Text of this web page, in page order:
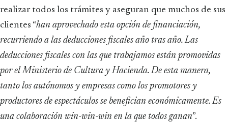
realizar todos los trámites y aseguran que muchos de sus
clientes “han aprovechado esta opción de financiación,
recurriendo a las deducciones fiscales año tras año. Las
deducciones fiscales con las que trabajamos están promovidas
por el Ministerio de Cultura y Hacienda. De esta manera,
tanto los autónomos y empresas como los promotores y
productores de espectáculos se benefician económicamente. Es
una colaboración win-win-win en la que todos ganan”.